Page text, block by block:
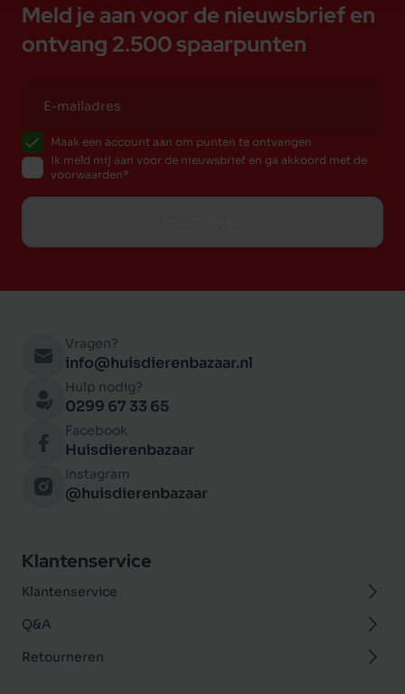
Meld je aan voor de nieuwsbrief en
ontvang 2.500 spaarpunten
Maak een account aan om punten te ontvangen
Ik meld mij aan voor de nieuwsbrief en ga akkoord met de
voorwaarden
Vragen?
info@huisdierenbazaar.nl
Hulp nodig?
0299 67 33 65
Facebook
Huisdierenbazaar
Instagram
@huisdierenbazaar
Klantenservice
Klantenservice
Q&A
Retourneren